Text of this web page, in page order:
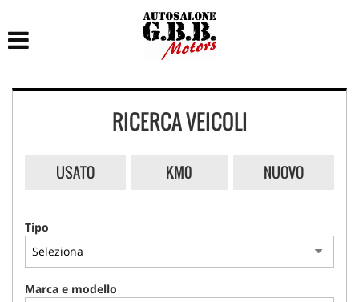
ACCESSORI E RICAMBI
ACQUISTIAMO USATO
CONTATTI
RICERCA VEICOLI
USATO KM0 NUOVO
Tipo
Marca e modello